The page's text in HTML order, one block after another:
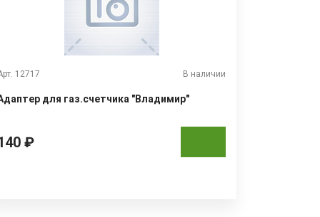
12717 В наличии
для газ.счетчика "Владимир"
₽